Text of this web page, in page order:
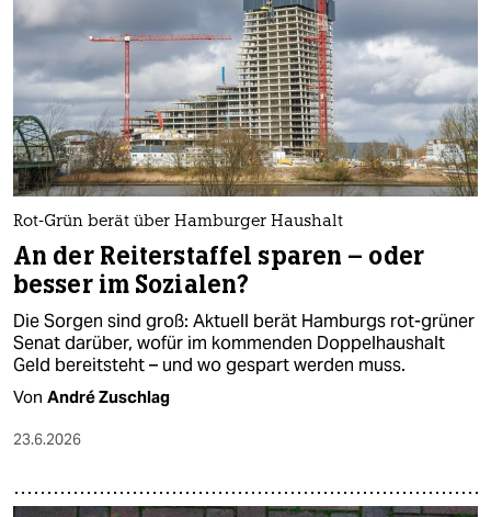
Rot-Grün berät über Hamburger Haushalt
An der Reiterstaffel sparen – oder
besser im Sozialen?
Die Sorgen sind groß: Aktuell berät Hamburgs rot-grüner
Senat darüber, wofür im kommenden Doppelhaushalt
Geld bereitsteht – und wo gespart werden muss.
Von André Zuschlag
23.6.2026